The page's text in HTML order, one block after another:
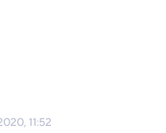
11:52